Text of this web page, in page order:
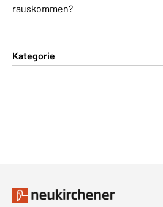
rauskommen?
Kategorie